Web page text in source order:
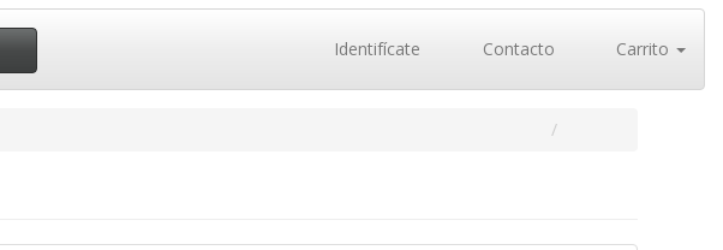
Identifícate Contacto Carrito